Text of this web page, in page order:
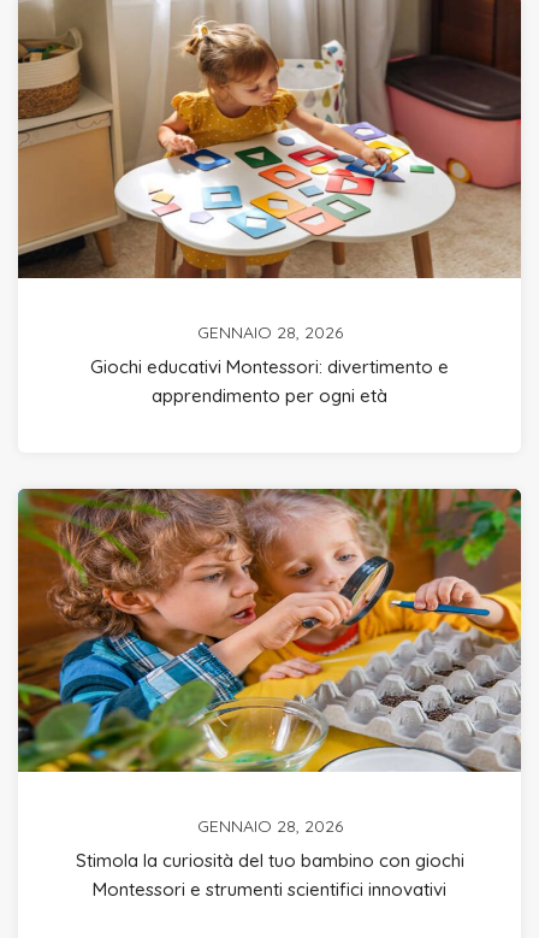
GENNAIO 28, 2026
Giochi educativi Montessori: divertimento e
apprendimento per ogni età
GENNAIO 28, 2026
Stimola la curiosità del tuo bambino con giochi
Montessori e strumenti scientifici innovativi